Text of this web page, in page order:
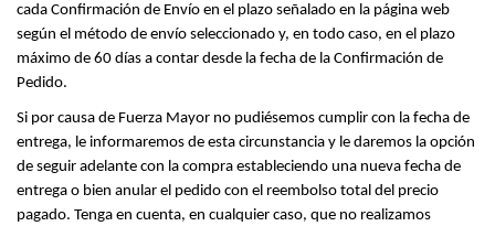
cada Confirmación de Envío en el plazo señalado en la página web
según el método de envío seleccionado y, en todo caso, en el plazo
máximo de 60 días a contar desde la fecha de la Confirmación de
Pedido.
Si por causa de Fuerza Mayor no pudiésemos cumplir con la fecha de
entrega, le informaremos de esta circunstancia y le daremos la opción
de seguir adelante con la compra estableciendo una nueva fecha de
entrega o bien anular el pedido con el reembolso total del precio
pagado. Tenga en cuenta, en cualquier caso, que no realizamos